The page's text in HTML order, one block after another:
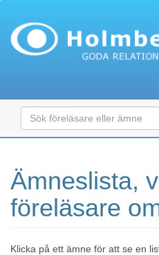
Ämneslista,
föreläsare
Klicka på ett ämne för att se en